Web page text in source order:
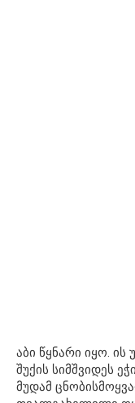
აბი წყნარი იყო.
შუქის სიმშვიდეს
მუდამ